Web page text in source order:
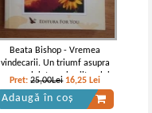
Beata Bishop - Vremea
vindecarii. Un triumf asupra
cancerului, terapia viitorului
Pret:25,00Lei 16,25 Lei
Adaugă în coș